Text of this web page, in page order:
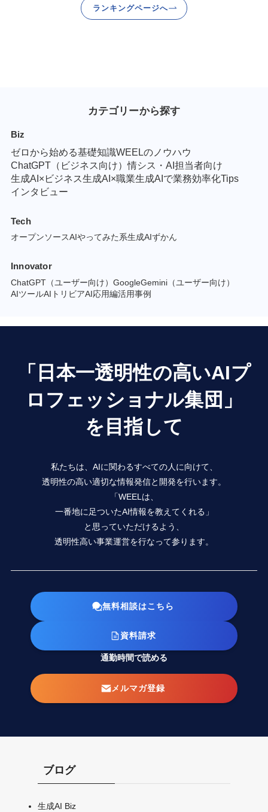
ランキングページへ
カテゴリーから探す
Biz
ゼロから始める基礎知識WEELのノウハウ
ChatGPT（ビジネス向け）情シス・AI担当者向け
生成AI×ビジネス生成AI×職業生成AIで業務効率化Tips
インタビュー
Tech
オープンソースAIやってみた系生成AIずかん
Innovator
ChatGPT（ユーザー向け） GoogleGemini（ユーザー向け）
AIツールAIトリビアAI応用編活用事例
「日本一透明性の高いAIプ
ロフェッショナル集団」
を目指して
私たちは、AIに関わるすべての人に向けて、
透明性の高い適切な情報発信と開発を行います。
「WEELは、
一番地に足ついたAI情報を教えてくれる」
と思っていただけるよう、
透明性高い事業運営を行なって参ります。
無料相談はこちら
資料請求
通勤時間で読める
メルマガ登録
ブログ
生成AI Biz